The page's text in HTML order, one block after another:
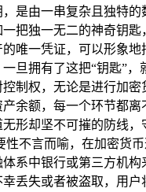
，是由一串复杂且独特
把独一无二的神奇钥匙
唯一凭证，可以形象地
旦拥有了这把“钥匙”，
制权，无论是进行加密
余额，每一个环节都离
形却坚不可摧的防线，
性不言而喻，在加密货
系中银行或第三方机构
丢失或者被盗取，用户